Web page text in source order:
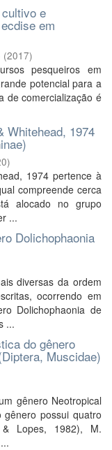
e
em
(2017)
pesqueiros em
potencial para a
de comercialização é
Whitehead, 1974
)
1974 pertence à
compreende cerca
alocado no grupo
...
Dolichophaonia
diversas da ordem
ocorrendo em
Dolichophaonia de
...
do gênero
Muscidae)
gênero Neotropical
possui quatro
& Lopes, 1982), M.